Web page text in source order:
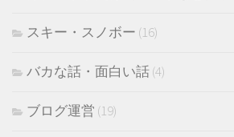
スキー・スノボー (16)
バカな話・面白い話(4)
ブログ運営 (19)